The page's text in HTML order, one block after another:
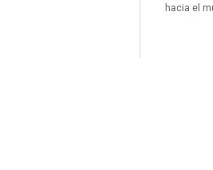
hacia el